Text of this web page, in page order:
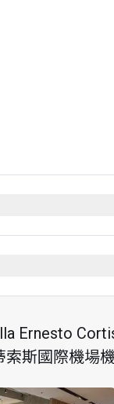
子煙）
人陪同
Ernesto
索斯國際機場